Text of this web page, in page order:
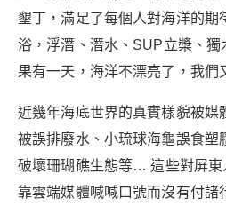
墾丁，滿足了每個人對海洋的期
浴，浮潛、潛水、SUP立槳、
果有一天，海洋不漂亮了，我們
近幾年海底世界的真實樣貌被媒
被誤排廢水、小琉球海龜誤食塑
破壞珊瑚礁生態等… 這些對屏東
靠雲端媒體喊喊口號而沒有付諸